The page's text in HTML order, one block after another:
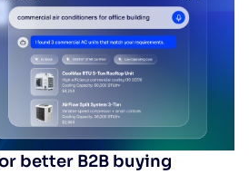
better B2B buying